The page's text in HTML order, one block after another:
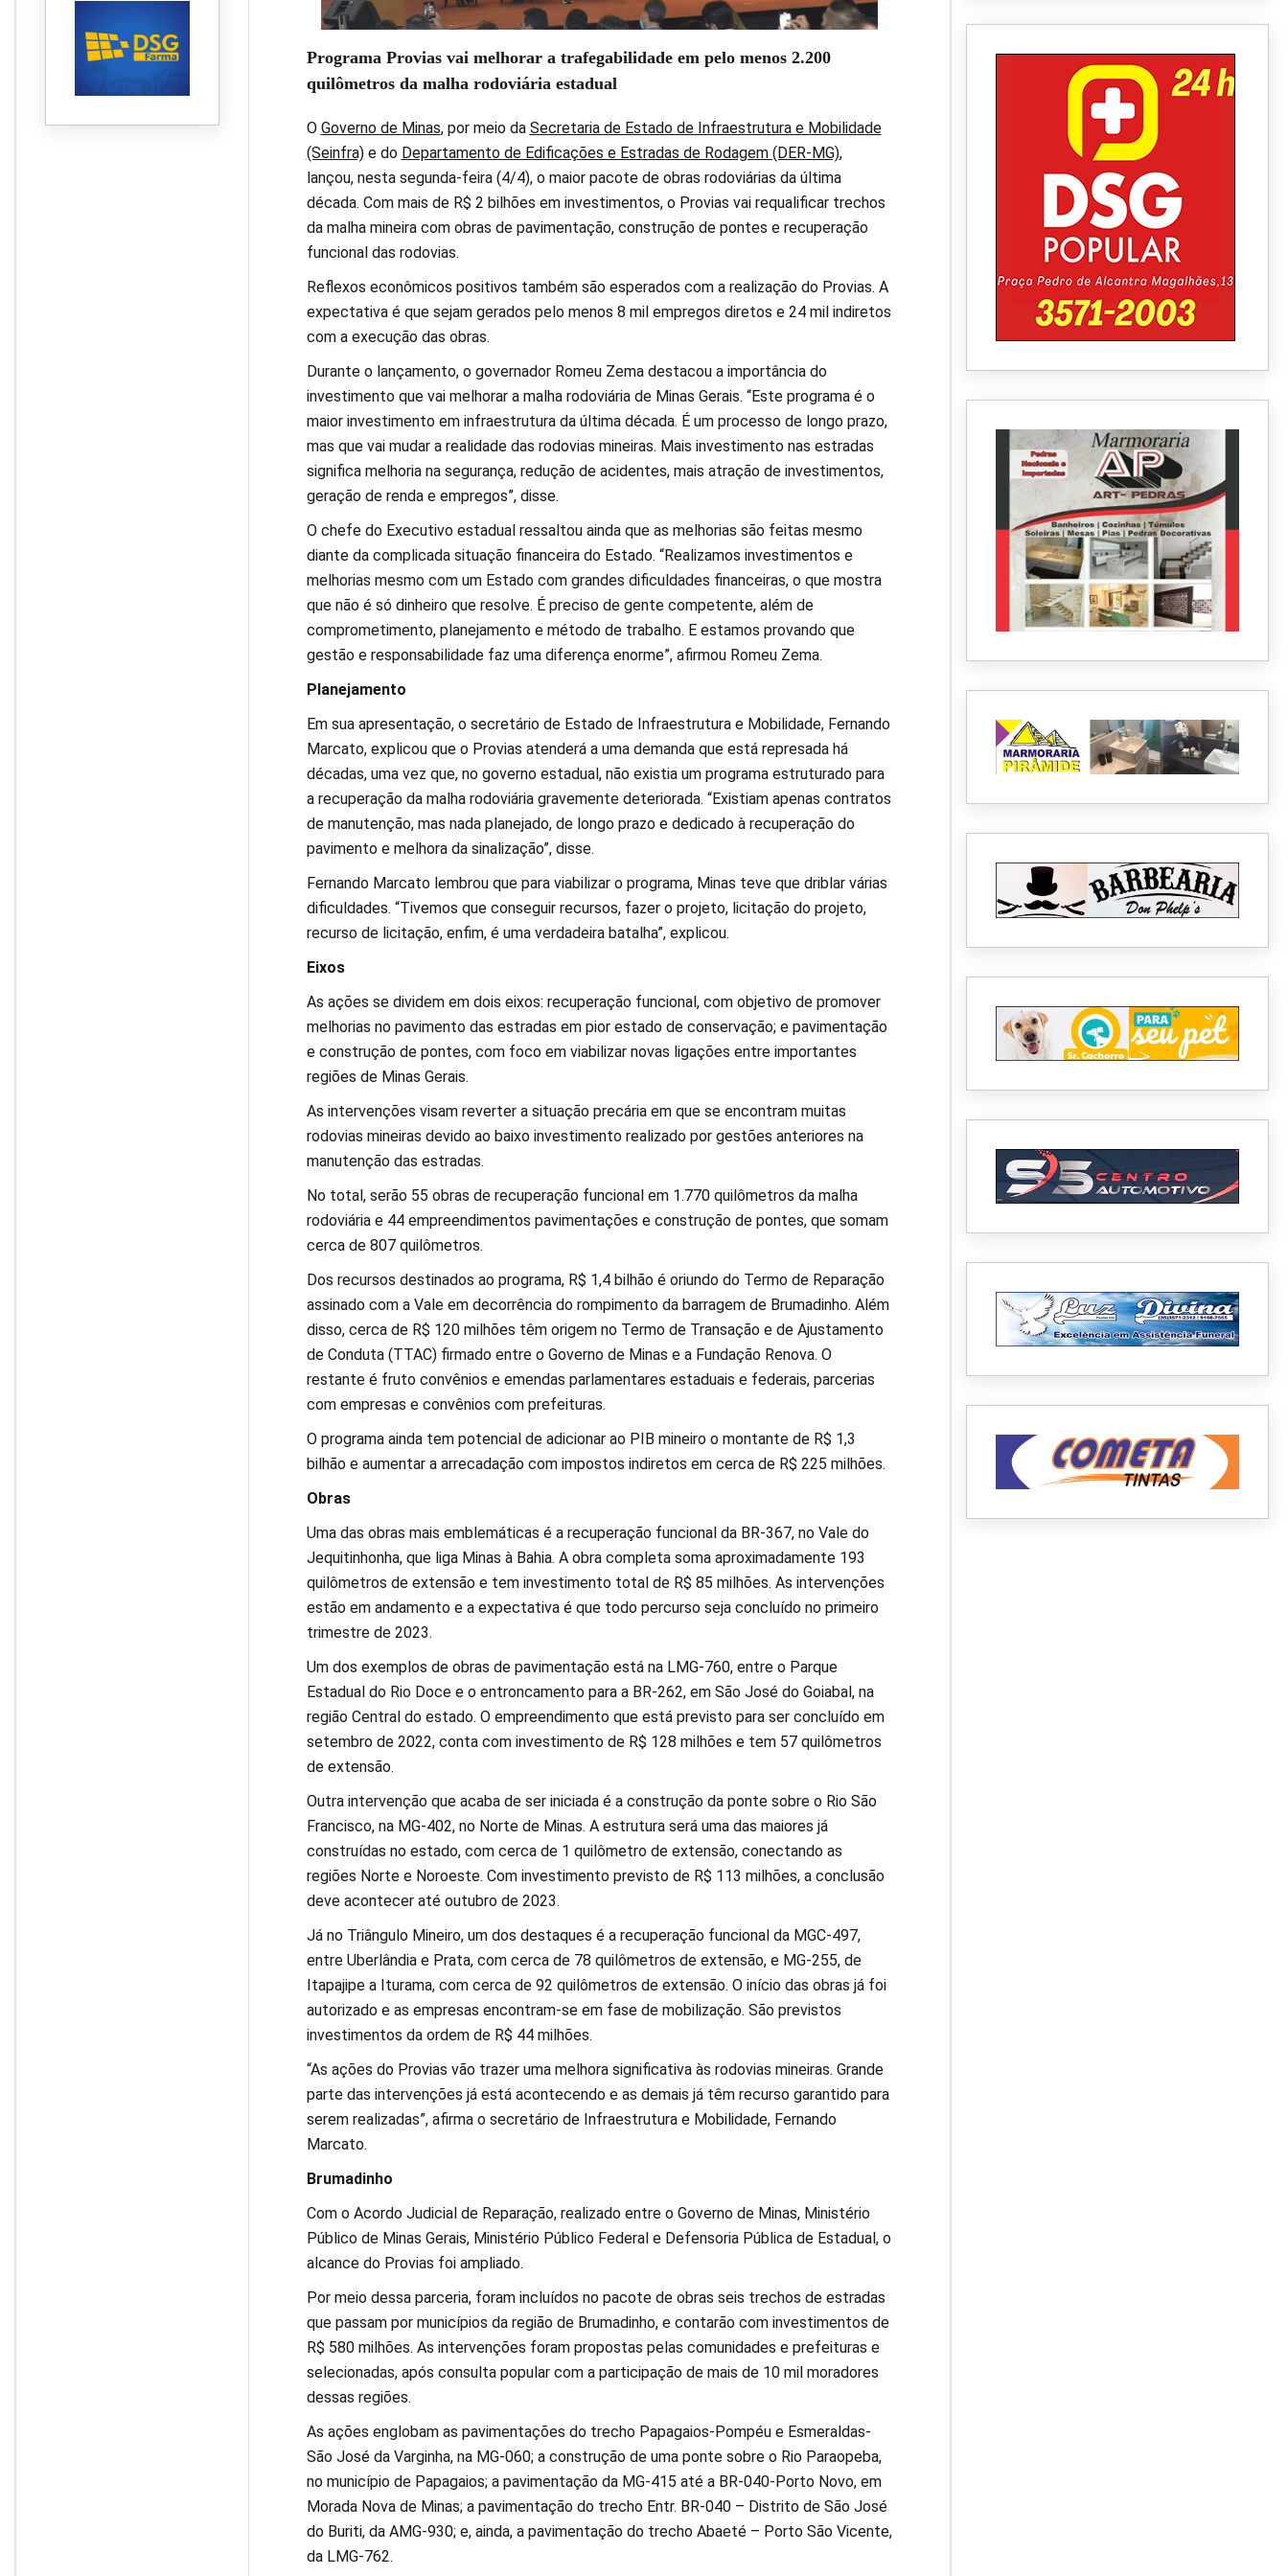
Programa Provias vai melhorar a trafegabilidade em pelo menos 2.200
quilômetros da malha rodoviária estadual
O Governo de Minas, por meio da Secretaria de Estado de Infraestrutura e Mobilidade
(Seinfra)e do Departamento de Edificações e Estradas de Rodagem (DER-MG),
lançou, nesta segunda-feira (4/4), o maior pacote de obras rodoviárias da última
década. Com mais de R$ 2 bilhões em investimentos, o Provias vai requalificar trechos
da malha mineira com obras de pavimentação, construção de pontes e recuperação
funcional das rodovias.
Reflexos econômicos positivos também são esperados com a realização do Provias. A
expectativa é que sejam gerados pelo menos 8 mil empregos diretos e 24 mil indiretos
com a execução das obras.
Durante o lançamento, o governador Romeu Zema destacou a importância do
investimento que vai melhorar a malha rodoviária de Minas Gerais. “Este programa é o
maior investimento em infraestrutura da última década. É um processo de longo prazo,
mas que vai mudar a realidade das rodovias mineiras. Mais investimento nas estradas
significa melhoria na segurança, redução de acidentes, mais atração de investimentos,
geração de renda e empregos”, disse.
O chefe do Executivo estadual ressaltou ainda que as melhorias são feitas mesmo
diante da complicada situação financeira do Estado. “Realizamos investimentos e
melhorias mesmo com um Estado com grandes dificuldades financeiras, o que mostra
que não é só dinheiro que resolve. É preciso de gente competente, além de
comprometimento, planejamento e método de trabalho. E estamos provando que
gestão e responsabilidade faz uma diferença enorme”, afirmou Romeu Zema.
Planejamento
Em sua apresentação, o secretário de Estado de Infraestrutura e Mobilidade, Fernando
Marcato, explicou que o Provias atenderá a uma demanda que está represada há
décadas, uma vez que, no governo estadual, não existia um programa estruturado para
a recuperação da malha rodoviária gravemente deteriorada. “Existiam apenas contratos
de manutenção, mas nada planejado, de longo prazo e dedicado à recuperação do
pavimento e melhora da sinalização”, disse.
Fernando Marcato lembrou que para viabilizar o programa, Minas teve que driblar várias
dificuldades. “Tivemos que conseguir recursos, fazer o projeto, licitação do projeto,
recurso de licitação, enfim, é uma verdadeira batalha”, explicou.
Eixos
As ações se dividem em dois eixos: recuperação funcional, com objetivo de promover
melhorias no pavimento das estradas em pior estado de conservação; e pavimentação
e construção de pontes, com foco em viabilizar novas ligações entre importantes
regiões de Minas Gerais.
As intervenções visam reverter a situação precária em que se encontram muitas
rodovias mineiras devido ao baixo investimento realizado por gestões anteriores na
manutenção das estradas.
No total, serão 55 obras de recuperação funcional em 1.770 quilômetros da malha
rodoviária e 44 empreendimentos pavimentações e construção de pontes, que somam
cerca de 807 quilômetros.
Dos recursos destinados ao programa, R$ 1,4 bilhão é oriundo do Termo de Reparação
assinado com a Vale em decorrência do rompimento da barragem de Brumadinho. Além
disso, cerca de R$ 120 milhões têm origem no Termo de Transação e de Ajustamento
de Conduta (TTAC) firmado entre o Governo de Minas e a Fundação Renova. O
restante é fruto convênios e emendas parlamentares estaduais e federais, parcerias
com empresas e convênios com prefeituras.
O programa ainda tem potencial de adicionar ao PIB mineiro o montante de R$ 1,3
bilhão e aumentar a arrecadação com impostos indiretos em cerca de R$ 225 milhões.
Obras
Uma das obras mais emblemáticas é a recuperação funcional da BR-367, no Vale do
Jequitinhonha, que liga Minas à Bahia. A obra completa soma aproximadamente 193
quilômetros de extensão e tem investimento total de R$ 85 milhões. As intervenções
estão em andamento e a expectativa é que todo percurso seja concluído no primeiro
trimestre de 2023.
Um dos exemplos de obras de pavimentação está na LMG-760, entre o Parque
Estadual do Rio Doce e o entroncamento para a BR-262, em São José do Goiabal, na
região Central do estado. O empreendimento que está previsto para ser concluído em
setembro de 2022, conta com investimento de R$ 128 milhões e tem 57 quilômetros
de extensão.
Outra intervenção que acaba de ser iniciada é a construção da ponte sobre o Rio São
Francisco, na MG-402, no Norte de Minas. A estrutura será uma das maiores já
construídas no estado, com cerca de 1 quilômetro de extensão, conectando as
regiões Norte e Noroeste. Com investimento previsto de R$ 113 milhões, a conclusão
deve acontecer até outubro de 2023.
Já no Triângulo Mineiro, um dos destaques é a recuperação funcional da MGC-497,
entre Uberlândia e Prata, com cerca de 78 quilômetros de extensão, e MG-255, de
Itapajipe a Iturama, com cerca de 92 quilômetros de extensão. O início das obras já foi
autorizado e as empresas encontram-se em fase de mobilização. São previstos
investimentos da ordem de R$ 44 milhões.
“As ações do Provias vão trazer uma melhora significativa às rodovias mineiras. Grande
parte das intervenções já está acontecendo e as demais já têm recurso garantido para
serem realizadas”, afirma o secretário de Infraestrutura e Mobilidade, Fernando
Marcato.
Brumadinho
Com o Acordo Judicial de Reparação, realizado entre o Governo de Minas, Ministério
Público de Minas Gerais, Ministério Público Federal e Defensoria Pública de Estadual, o
alcance do Provias foi ampliado.
Por meio dessa parceria, foram incluídos no pacote de obras seis trechos de estradas
que passam por municípios da região de Brumadinho, e contarão com investimentos de
R$ 580 milhões. As intervenções foram propostas pelas comunidades e prefeituras e
selecionadas, após consulta popular com a participação de mais de 10 mil moradores
dessas regiões.
As ações englobam as pavimentações do trecho Papagaios-Pompéu e Esmeraldas-
São José da Varginha, na MG-060; a construção de uma ponte sobre o Rio Paraopeba,
no município de Papagaios; a pavimentação da MG-415 até a BR-040-Porto Novo, em
Morada Nova de Minas; a pavimentação do trecho Entr. BR-040 – Distrito de São José
do Buriti, da AMG-930; e, ainda, a pavimentação do trecho Abaeté – Porto São Vicente,
da LMG-762.